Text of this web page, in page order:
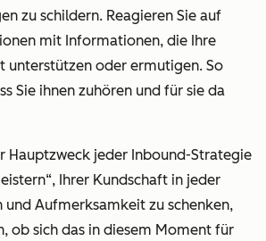
zu schildern. Reagieren Sie auf
mit Informationen, die Ihre
unterstützen oder ermutigen. So
Sie ihnen zuhören und für sie da
Hauptzweck jeder Inbound-Strategie
Ihrer Kundschaft in jeder
und Aufmerksamkeit zu schenken,
ob sich das in diesem Moment für